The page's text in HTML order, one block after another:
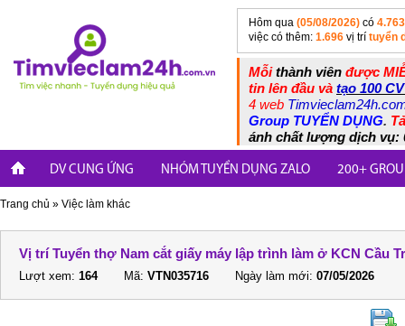
Hôm qua (05/08/2026) có 4.763
việc có thêm: 1.696 vị trí tuyển
Mỗithành viên được
tin lên đầu và tạo 100
4 web
Group TUYỂN DỤNG.
ánh chất lượng dịch vụ:
DV CUNG ỨNG NHÓM TUYỂN DỤNG ZALO 200+
Trang chủ » Việc làm khác
Vị trí Tuyển thợ Nam cắt giấy máy lập trình làm ở KCN Cầu
Lượt xem: 164 Mã: VTN035716 Ngày làm mới: 07/05/2026